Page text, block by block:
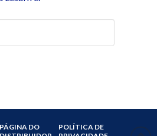
PÁGINA DO
POLÍTICA DE